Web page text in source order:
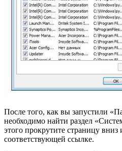
После того, как вы запустили
необходимо найти раздел
этого прокрутите страницу
соответствующей ссылке.